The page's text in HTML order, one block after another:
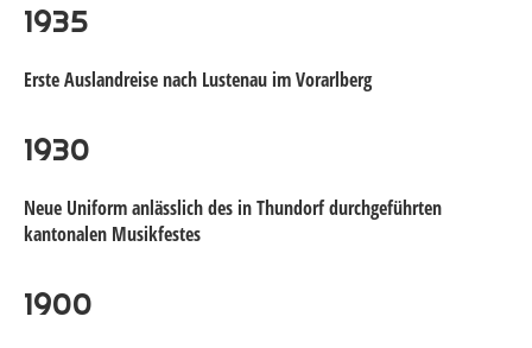
1935
Erste Auslandreise nach Lustenau im Vorarlberg
1930
Neue Uniform anlässlich des in Thundorf durchgeführten
kantonalen Musikfestes
1900